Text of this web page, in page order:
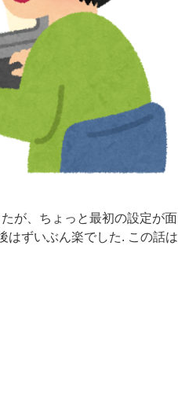
が、ちょっと最初の設定が面
はずいぶん楽でした. この話は